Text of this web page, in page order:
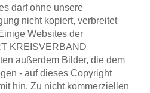
darf ohne unsere
nicht kopiert, verbreitet
Websites der
KREISVERBAND
außerdem Bilder, die dem
- auf dieses Copyright
hin. Zu nicht kommerziellen